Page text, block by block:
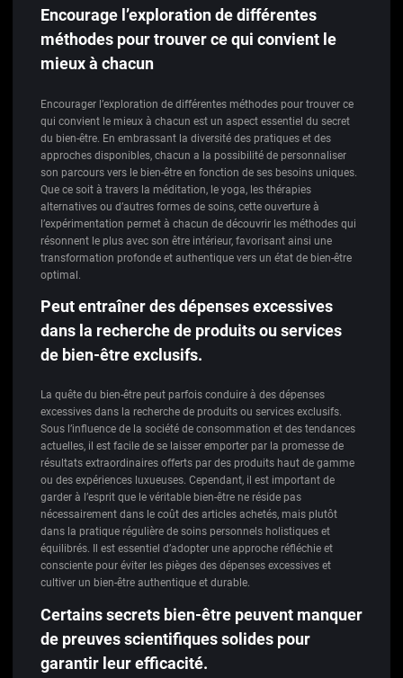
Encourage l’exploration de différentes
méthodes pour trouver ce qui convient le
mieux à chacun
Encourager l’exploration de différentes méthodes pour trouver ce
qui convient le mieux à chacun est un aspect essentiel du secret
du bien-être. En embrassant la diversité des pratiques et des
approches disponibles, chacun a la possibilité de personnaliser
son parcours vers le bien-être en fonction de ses besoins uniques.
Que ce soit à travers la méditation, le yoga, les thérapies
alternatives ou d’autres formes de soins, cette ouverture à
l’expérimentation permet à chacun de découvrir les méthodes qui
résonnent le plus avec son être intérieur, favorisant ainsi une
transformation profonde et authentique vers un état de bien-être
optimal.
Peut entraîner des dépenses excessives
dans la recherche de produits ou services
de bien-être exclusifs.
La quête du bien-être peut parfois conduire à des dépenses
excessives dans la recherche de produits ou services exclusifs.
Sous l’influence de la société de consommation et des tendances
actuelles, il est facile de se laisser emporter par la promesse de
résultats extraordinaires offerts par des produits haut de gamme
ou des expériences luxueuses. Cependant, il est important de
garder à l’esprit que le véritable bien-être ne réside pas
nécessairement dans le coût des articles achetés, mais plutôt
dans la pratique régulière de soins personnels holistiques et
équilibrés. Il est essentiel d’adopter une approche réfléchie et
consciente pour éviter les pièges des dépenses excessives et
cultiver un bien-être authentique et durable.
Certains secrets bien-être peuvent manquer
de preuves scientifiques solides pour
garantir leur efficacité.